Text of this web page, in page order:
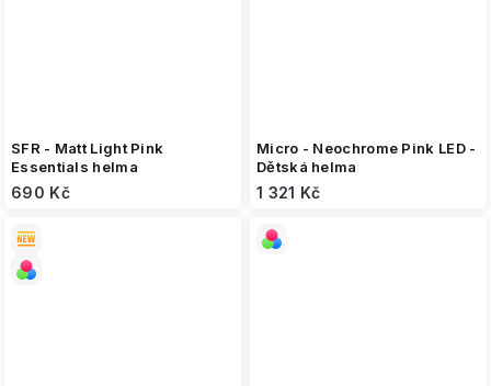
SFR - Matt Light Pink
Essentials helma
690 Kč
Micro - Neochrome Pink LED -
Dětská helma
1 321 Kč